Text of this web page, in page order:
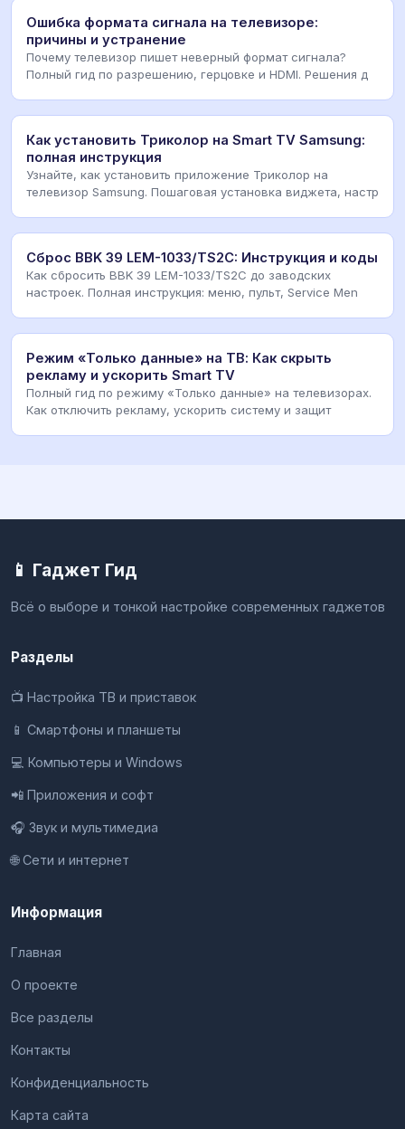
Ошибка формата сигнала на телевизоре:
причины и устранение
Почему телевизор пишет неверный формат сигнала?
Полный гид по разрешению, герцовке и HDMI. Решения д
Как установить Триколор на Smart TV Samsung:
полная инструкция
Узнайте, как установить приложение Триколор на
телевизор Samsung. Пошаговая установка виджета, настр
Сброс BBK 39 LEM-1033/TS2C: Инструкция и коды
Как сбросить BBK 39 LEM-1033/TS2C до заводских
настроек. Полная инструкция: меню, пульт, Service Men
Режим «Только данные» на ТВ: Как скрыть
рекламу и ускорить Smart TV
Полный гид по режиму «Только данные» на телевизорах.
Как отключить рекламу, ускорить систему и защит
📱 Гаджет Гид
Всё о выборе и тонкой настройке современных гаджетов
Разделы
📺 Настройка ТВ и приставок
📱 Смартфоны и планшеты
💻 Компьютеры и Windows
📲 Приложения и софт
🎧 Звук и мультимедиа
🌐 Сети и интернет
Информация
Главная
О проекте
Все разделы
Контакты
Конфиденциальность
Карта сайта